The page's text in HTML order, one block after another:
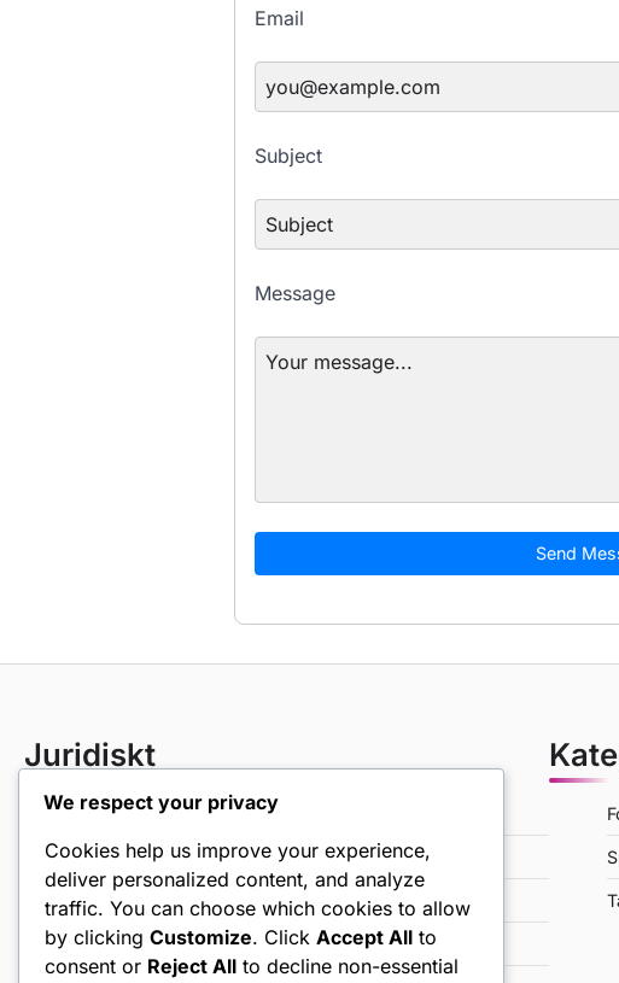
Email
Subject
Message
Send
Juridiskt
Ta kontakt
Villkor
Cookieinställningar
Vår historia
We respect your privacy
Cookies help us improve your experience,
deliver personalized content, and analyze
traffic. You can choose which cookies to allow
by clicking Customize. Click Accept All to
consent or Reject All to decline non-essential